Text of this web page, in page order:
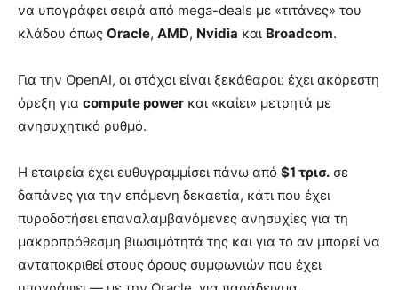
να υπογράφει σειρά από mega-deals με «τιτάνες» του
κλάδου όπως Oracle, AMD, Nvidia και Broadcom.
Για την OpenAI, οι στόχοι είναι ξεκάθαροι: έχει ακόρεστη
όρεξη για compute power και «καίει» μετρητά με
ανησυχητικό ρυθμό.
Η εταιρεία έχει ευθυγραμμίσει πάνω από $1 τρισ. σε
δαπάνες για την επόμενη δεκαετία, κάτι που έχει
πυροδοτήσει επαναλαμβανόμενες ανησυχίες για τη
μακροπρόθεσμη βιωσιμότητά της και για το αν μπορεί να
ανταποκριθεί στους όρους συμφωνιών που έχει